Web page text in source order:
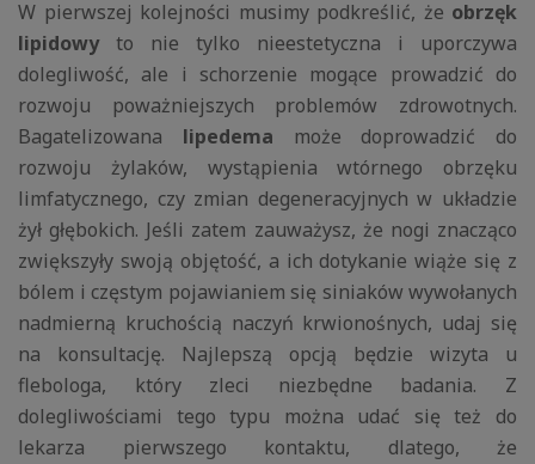
W pierwszej kolejności musimy podkreślić, że obrzęk
lipidowyto nie tylko nieestetyczna i uporczywa
dolegliwość, ale i schorzenie mogące prowadzić do
rozwoju poważniejszych problemów zdrowotnych.
Bagatelizowana lipedema może doprowadzić do
rozwoju żylaków, wystąpienia wtórnego obrzęku
limfatycznego, czy zmian degeneracyjnych w układzie
żył głębokich. Jeśli zatem zauważysz, że nogi znacząco
zwiększyły swoją objętość, a ich dotykanie wiąże się z
bólem i częstym pojawianiem się siniaków wywołanych
nadmierną kruchością naczyń krwionośnych, udaj się
na konsultację. Najlepszą opcją będzie wizyta u
flebologa, który zleci niezbędne badania. Z
dolegliwościami tego typu można udać się też do
lekarza pierwszego kontaktu, dlatego, że